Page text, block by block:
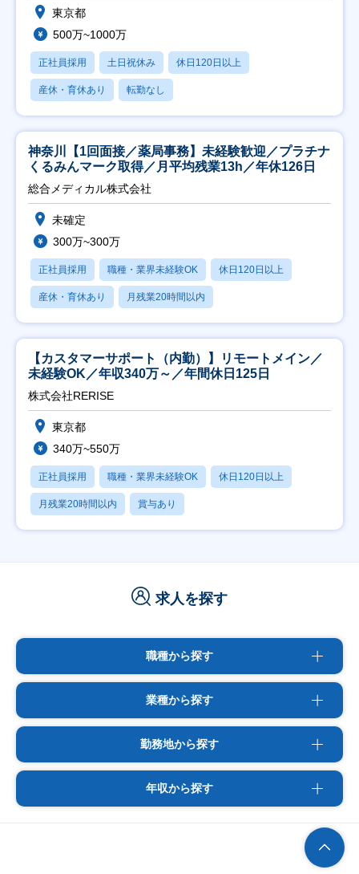
東京都
500万~1000万
正社員採用 土日祝休み 休日120日以上
産休・育休あり 転勤なし
神奈川【1回面接／薬局事務】未経験歓迎／プラチナ
くるみんマーク取得／月平均残業13h／年休126日
総合メディカル株式会社
未確定
300万~300万
正社員採用 職種・業界未経験OK 休日120日以上
産休・育休あり 月残業20時間以内
【カスタマーサポート（内勤）】リモートメイン／
未経験OK／年収340万～／年間休日125日
株式会社RERISE
東京都
340万~550万
正社員採用 職種・業界未経験OK 休日120日以上
月残業20時間以内 賞与あり
求人を探す
職種から探す
業種から探す
勤務地から探す
年収から探す